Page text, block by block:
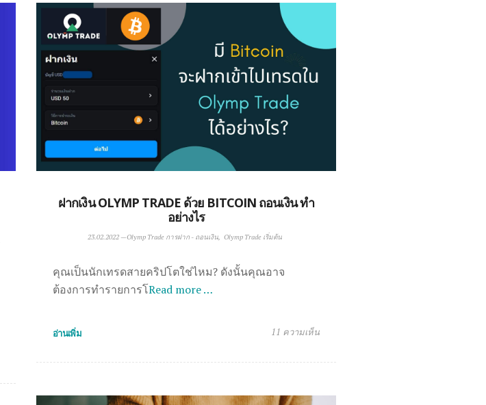
ฝากเงิน OLYMP TRADE ด้วย BITCOIN ถอนเงิน ทำ
อย่างไร
23.02.2022—Olymp Trade การฝาก - ถอนเงิน Olymp Trade เริ่มต้น
คุณเป็นนักเทรดสายคริปโตใช่ไหม? ดังนั้นคุณอาจ
ต้องการทำรายการโRead more …
อ่านเพิ่ม 11 ความเห็น